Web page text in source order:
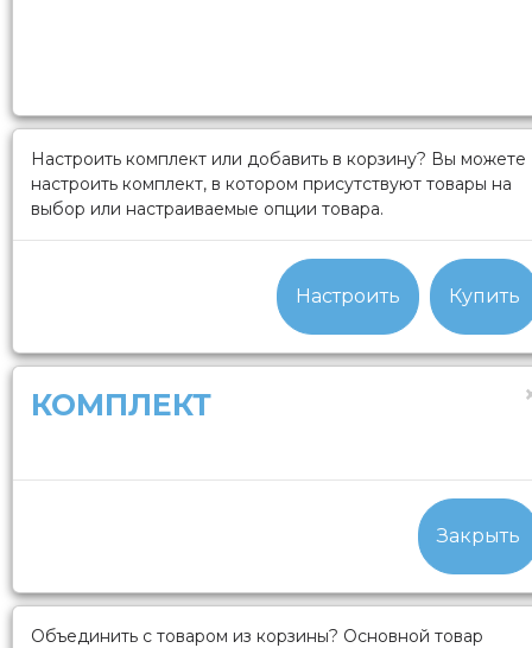
Настроить комплект или добавить в корзину? Вы можете
настроить комплект, в котором присутствуют товары на
выбор или настраиваемые опции товара.
Настроить Купить
КОМПЛЕКТ
Закрыть
Объединить с товаром из корзины? Основной товар